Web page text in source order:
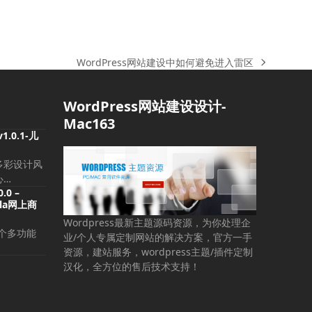
下
文
章:
WordPress网站建设中如何避免进入雷区
儿
彩设计风
…
–
网上商
多功能
WordPress网站建设设计-
Mac163
Wordpress最新主题源码资源，为你处理企
业/个人专属定制网站的解决方案，官方一手
资源，建站服务，wordpress主题/插件定制
汉化，全方位的售后技术支持！